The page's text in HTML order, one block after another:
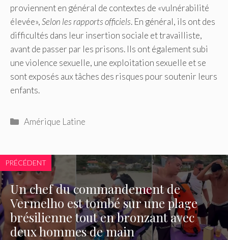
proviennent en général de contextes de «vulnérabilité
élevée»,Selon les rapports officiels. En général, ils ont des
difficultés dans leur insertion sociale et travailliste,
avant de passer par les prisons. Ils ont également subi
une violence sexuelle, une exploitation sexuelle et se
sont exposés aux tâches des risques pour soutenir leurs
enfants.
Catégories
Amérique Latine
PRÉCÉDENT
Un chef du commandement de
Vermelho est tombé sur une plage
brésilienne tout en bronzant avec
deux hommes de main